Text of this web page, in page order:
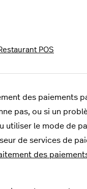
POS
des paiements
pas, ou si un
utiliser le mode de
de services de
des